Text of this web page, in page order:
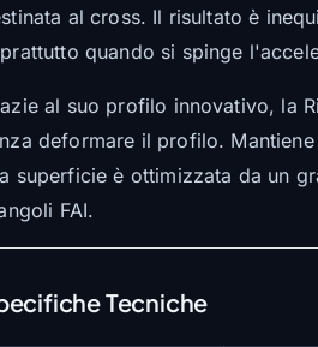
al cross. Il risultato è
quando si spinge
al suo profilo innovativo, la
deformare il profilo.
superficie è ottimizzata da un
FAI.
Tecniche